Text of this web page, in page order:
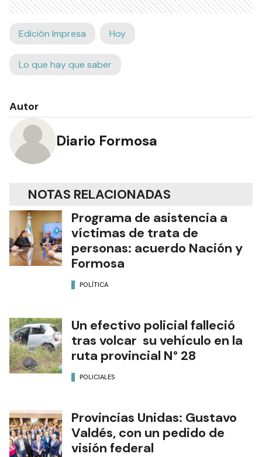
Edición Impresa Hoy
Lo que hay que saber
Autor
Diario Formosa
NOTAS RELACIONADAS
Programa de asistencia a
víctimas de trata de
personas: acuerdo Nación y
Formosa
POLÍTICA
Un efectivo policial falleció
tras volcar su vehículo en la
ruta provincial N° 28
POLICIALES
Provincias Unidas: Gustavo
Valdés, con un pedido de
visión federal